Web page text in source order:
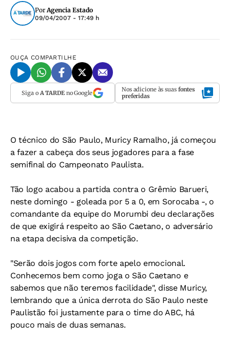
PorAgencia Estado
09/04/2007 - 17:49 h
OUÇA COMPARTILHE
Siga o A TARDEno Google Nos adicione às suas fontes
preferidas
O técnico do São Paulo, Muricy Ramalho, já começou
a fazer a cabeça dos seus jogadores para a fase
semifinal do Campeonato Paulista.
Tão logo acabou a partida contra o Grêmio Barueri,
neste domingo - goleada por 5 a 0, em Sorocaba -, o
comandante da equipe do Morumbi deu declarações
de que exigirá respeito ao São Caetano, o adversário
na etapa decisiva da competição.
"Serão dois jogos com forte apelo emocional.
Conhecemos bem como joga o São Caetano e
sabemos que não teremos facilidade", disse Muricy,
lembrando que a única derrota do São Paulo neste
Paulistão foi justamente para o time do ABC, há
pouco mais de duas semanas.